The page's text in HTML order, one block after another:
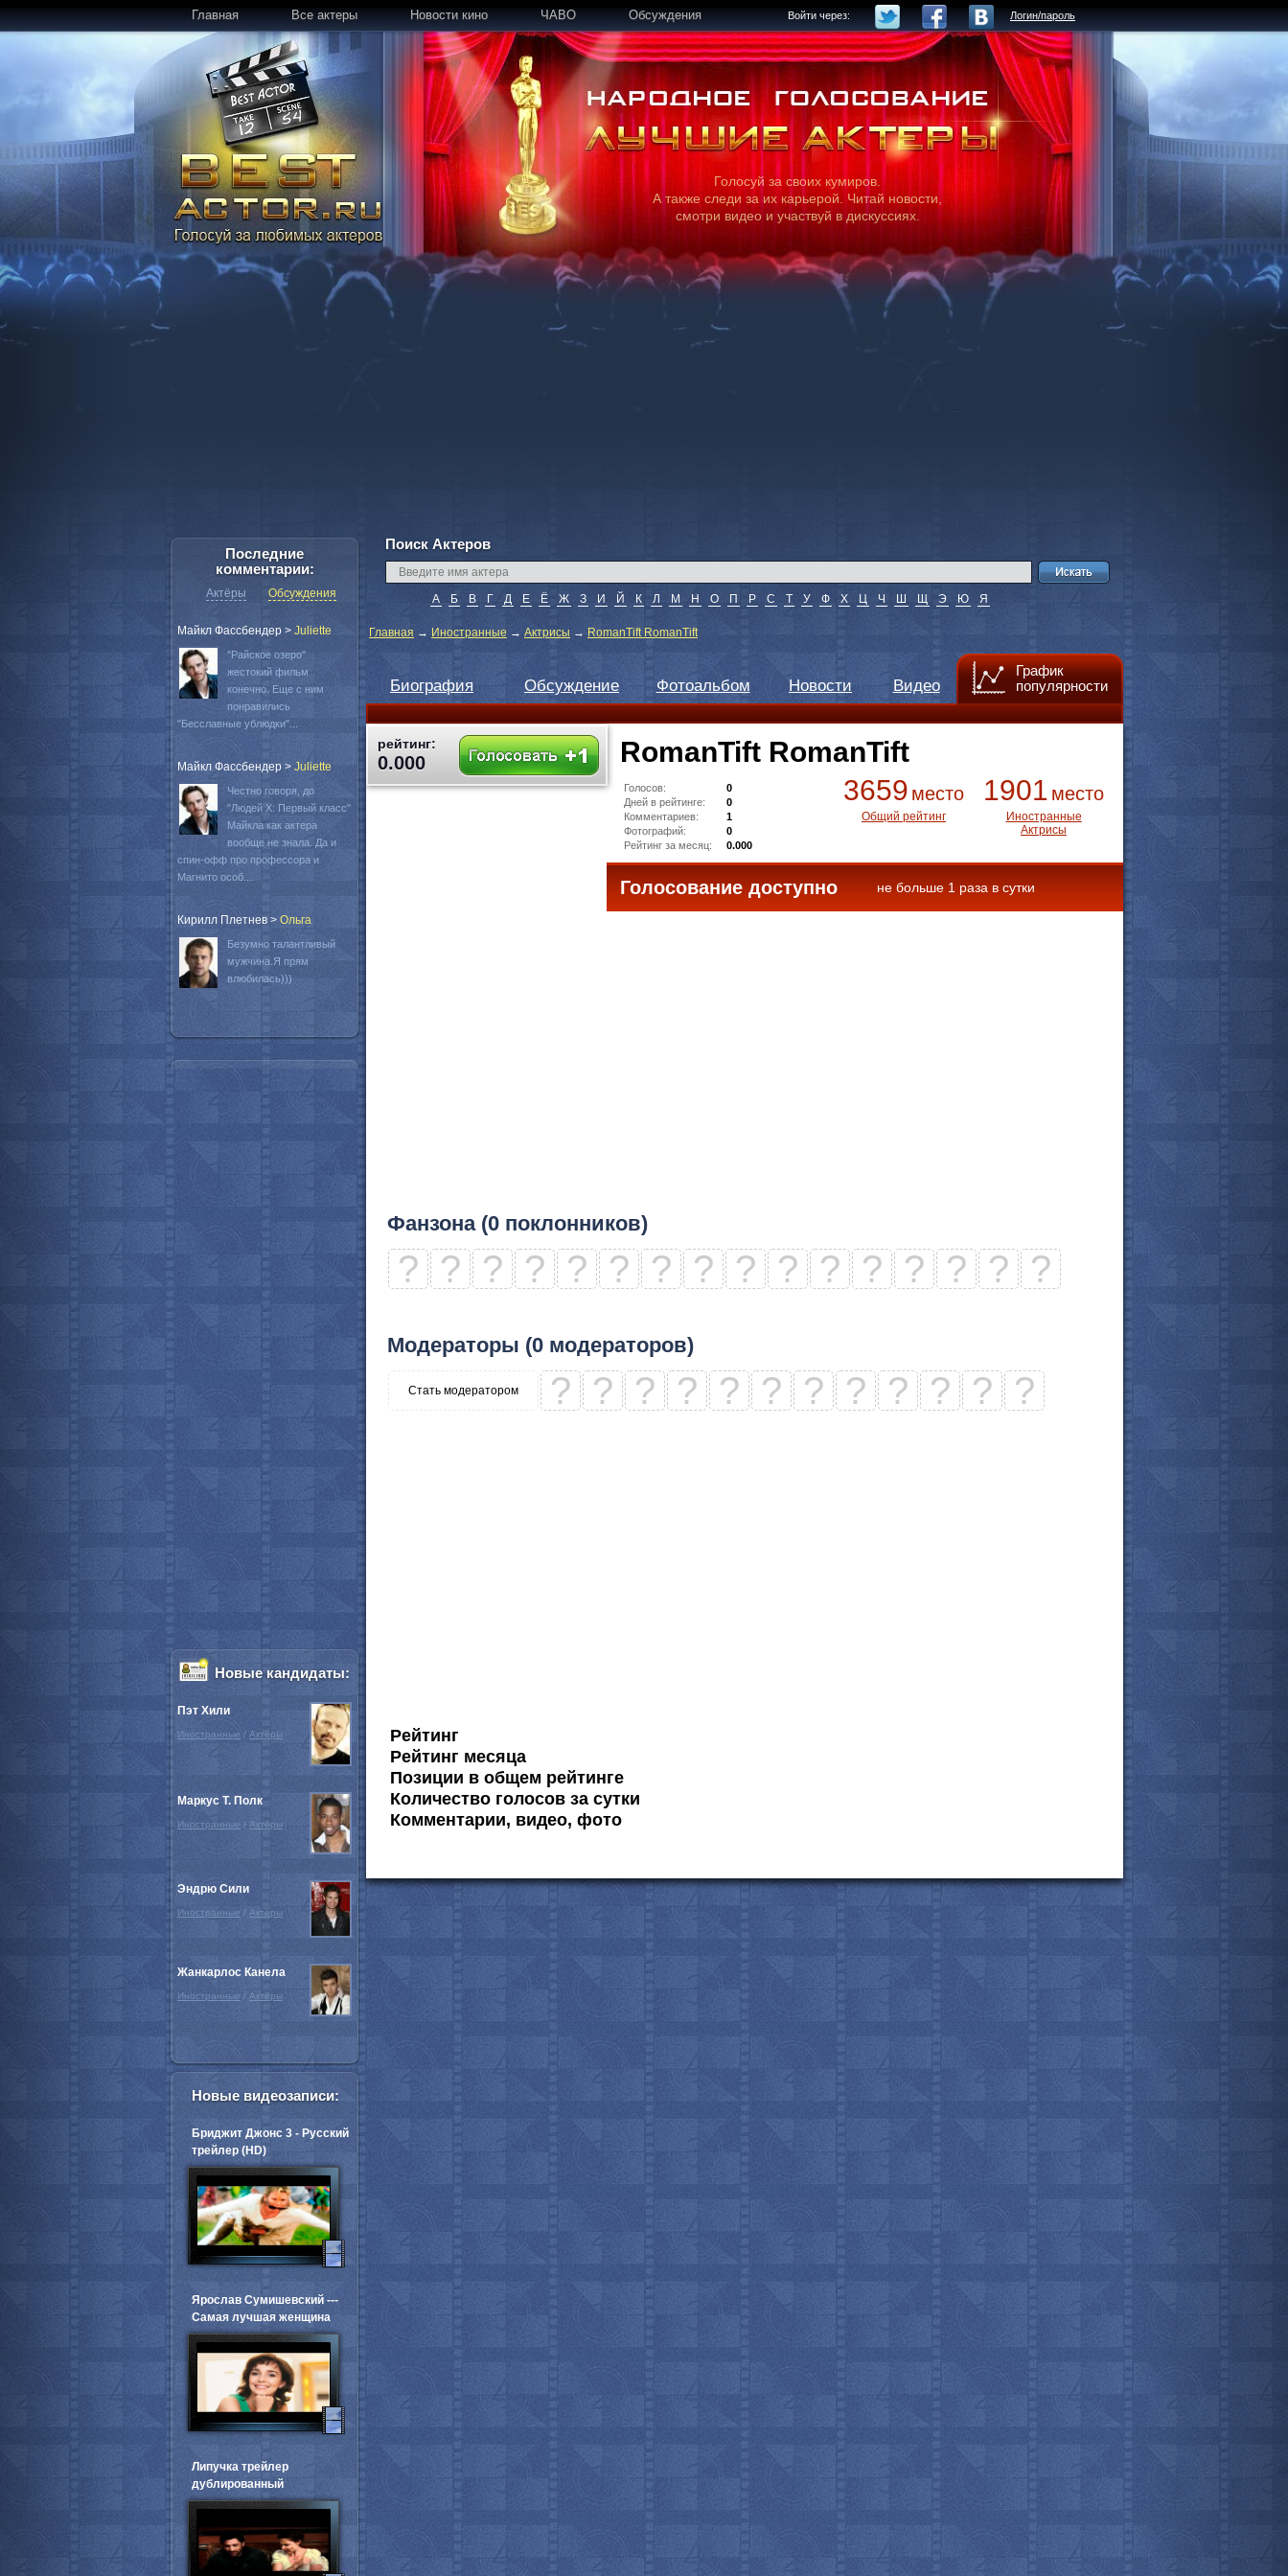
Главная Все актеры Новости кино ЧАВО Обсуждения Войти через: Логин/пароль
Голосуй за своих кумиров.
А также следи за их карьерой. Читай новости,
смотри видео и участвуй в дискуссиях.
Поиск Актеров
А Б В Г Д Е Ё Ж З И Й К Л М Н О П Р С Т У Ф Х Ц Ч Ш Щ Э Ю Я
Главная → Иностранные → Актрисы → RomanTift RomanTift
Биография Обсуждение Фотоальбом Новости Видео
График
популярности
рейтинг:
0.000
RomanTift RomanTift
3659 место
Общий рейтинг
1901 место
Иностранные
Актрисы
Голосов:
0
Дней в рейтинге:
0
Комментариев:
1
Фотографий:
0
Рейтинг за месяц:
0.000
Голосование доступно не больше 1 раза в сутки
Фанзона (0 поклонников)
? ? ? ? ? ? ? ? ? ? ? ? ? ? ? ?
Модераторы (0 модераторов)
Стать модератором ? ? ? ? ? ? ? ? ? ? ? ?
Рейтинг
Рейтинг месяца
Позиции в общем рейтинге
Количество голосов за сутки
Комментарии, видео, фото
Последние
комментарии:
Актёры Обсуждения
Майкл Фассбендер > Juliette
"Райское озеро"
жестокий фильм
конечно. Еще с ним
понравились
"Бесславные ублюдки"...
Майкл Фассбендер > Juliette
Честно говоря, до
"Людей Х: Первый класс"
Майкла как актера
вообще не знала. Да и
спин-офф про профессора и
Магнито особ...
Кирилл Плетнев > Oльга
Безумно талантливый
мужчина.Я прям
влюбилась)))
Новые кандидаты:
Пэт Хили
Иностранные / Актёры
Маркус Т. Полк
Иностранные / Актёры
Эндрю Сили
Иностранные / Актёры
Жанкарлос Канела
Иностранные / Актёры
все актёры
Новые видеозаписи:
Бриджит Джонс 3 - Русский
трейлер (HD)
Ярослав Сумишевский ---
Самая лучшая женщина
Липучка трейлер
дублированный